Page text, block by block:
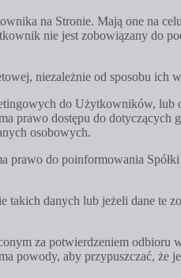
na Stronie. Mają one na
nie jest zobowiązany do
niezależnie od sposobu ich
do Użytkowników, lub
prawo dostępu do dotyczących
osobowych.
prawo do poinformowania
danych lub jeżeli dane te
za potwierdzeniem odbioru
powody, aby przypuszczać, że